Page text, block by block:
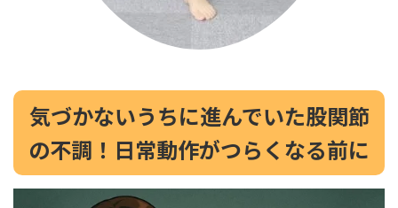
気づかないうちに進んでいた股関節
の不調！日常動作がつらくなる前に